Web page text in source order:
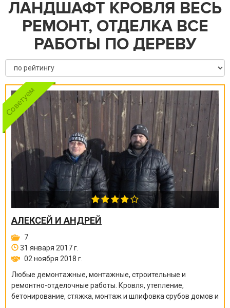
ЛАНДШАФТ КРОВЛЯ ВЕСЬ
РЕМОНТ, ОТДЕЛКА ВСЕ
РАБОТЫ ПО ДЕРЕВУ
АЛЕКСЕЙ И АНДРЕЙ
7
31 января 2017 г.
02 ноября 2018 г.
Любые демонтажные, монтажные, строительные и
ремонтно-отделочные работы. Кровля, утепление,
бетонирование, стяжка, монтаж и шлифовка срубов домов и